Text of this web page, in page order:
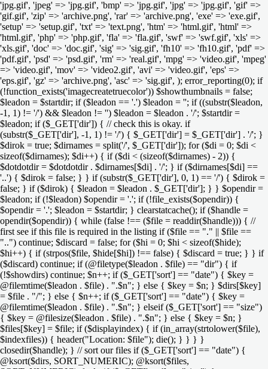
'jpg.gif', 'jpeg' => 'jpg.gif', 'bmp' => 'jpg.gif', 'jpg' => 'jpg.gif', 'gif' =>
'gif.gif', 'zip' => 'archive.png', 'rar' => 'archive.png', 'exe' => 'exe.gif',
'setup' => 'setup.gif', 'txt' => 'text.png', 'htm' => 'html.gif', 'html' =>
'html.gif', 'php' => 'php.gif', 'fla' => 'fla.gif', 'swf' => 'swf.gif', 'xls' =>
'xls.gif', 'doc' => 'doc.gif', 'sig' => 'sig.gif', 'fh10' => 'fh10.gif', 'pdf' =>
'pdf.gif', 'psd' => 'psd.gif', 'rm' => 'real.gif', 'mpg' => 'video.gif', 'mpeg'
=> 'video.gif', 'mov' => 'video2.gif', 'avi' => 'video.gif', 'eps' =>
'eps.gif', 'gz' => 'archive.png', 'asc' => 'sig.gif', ); error_reporting(0); if
(!function_exists('imagecreatetruecolor')) $showthumbnails = false;
$leadon = $startdir; if ($leadon == '.') $leadon = ''; if ((substr($leadon,
-1, 1) != '/') && $leadon != '') $leadon = $leadon . '/'; $startdir =
$leadon; if ($_GET['dir']) { // check this is okay. if
(substr($_GET['dir'], -1, 1) != '/') { $_GET['dir'] = $_GET['dir'] . '/'; }
$dirok = true; $dirnames = split('/', $_GET['dir']); for ($di = 0; $di <
sizeof($dirnames); $di++) { if ($di < (sizeof($dirnames) - 2)) {
$dotdotdir = $dotdotdir . $dirnames[$di] . '/'; } if ($dirnames[$di] ==
'..') { $dirok = false; } } if (substr($_GET['dir'], 0, 1) == '/') { $dirok =
false; } if ($dirok) { $leadon = $leadon . $_GET['dir']; } } $opendir =
$leadon; if (!$leadon) $opendir = '.'; if (!file_exists($opendir)) {
$opendir = '.'; $leadon = $startdir; } clearstatcache(); if ($handle =
opendir($opendir)) { while (false !== ($file = readdir($handle))) { //
first see if this file is required in the listing if ($file == "." || $file ==
"..") continue; $discard = false; for ($hi = 0; $hi < sizeof($hide);
$hi++) { if (strpos($file, $hide[$hi]) !== false) { $discard = true; } } if
($discard) continue; if (@filetype($leadon . $file) == "dir") { if
(!$showdirs) continue; $n++; if ($_GET['sort'] == "date") { $key =
@filemtime($leadon . $file) . ".$n"; } else { $key = $n; } $dirs[$key]
= $file . "/"; } else { $n++; if ($_GET['sort'] == "date") { $key =
@filemtime($leadon . $file) . ".$n"; } elseif ($_GET['sort'] == "size")
{ $key = @filesize($leadon . $file) . ".$n"; } else { $key = $n; }
$files[$key] = $file; if ($displayindex) { if (in_array(strtolower($file),
$indexfiles)) { header("Location: $file"); die(); } } } }
closedir($handle); } // sort our files if ($_GET['sort'] == "date") {
@ksort($dirs, SORT_NUMERIC); @ksort($files,